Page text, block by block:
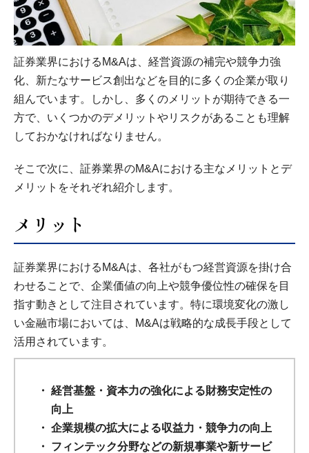
証券業界におけるM&Aは、経営資源の補完や競争力強
化、新たなサービス創出などを目的に多くの企業が取り
組んでいます。しかし、多くのメリットが期待できる一
方で、いくつかのデメリットやリスクがあることも理解
しておかなければなりません。
そこで次に、証券業界のM&Aにおける主なメリットとデ
メリットをそれぞれ紹介します。
メリット
証券業界におけるM&Aは、各社がもつ経営資源を掛け合
わせることで、企業価値の向上や競争優位性の確保を目
指す動きとして注目されています。特に環境変化の激し
い金融市場においては、M&Aは戦略的な成長手段として
活用されています。
経営基盤・資本力の強化による財務安定性の
向上
企業規模の拡大による収益力・競争力の向上
フィンテック分野などの新規事業や新サービ